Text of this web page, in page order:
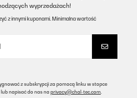
wyprzedażach!
z innymi kuponami. Minimalna wartość
z subskrypcji za pomocą linku w stopce
napisać do nas na privacy@chal-tec.com